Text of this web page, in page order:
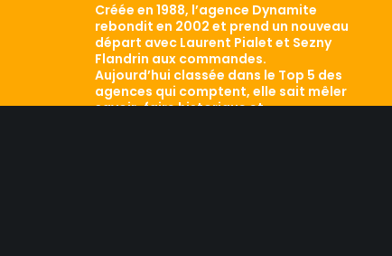
Créée en 1988, l’agence Dynamite
rebondit en 2002 et prend un nouveau
départ avec Laurent Pialet et Sezny
Flandrin aux commandes.
Aujourd’hui classée dans le Top 5 des
agences qui comptent, elle sait mêler
savoir-faire historique et